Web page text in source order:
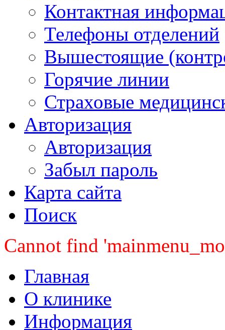
Контактная
Телефоны отделений
Вышестоящие
Горячие линии
Страховые
Авторизация
Авторизация
Забыл пароль
Карта сайта
Поиск
Cannot find
Главная
О клинике
Информация